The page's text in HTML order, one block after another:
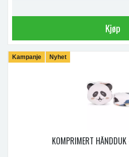
Kjøp
Kampanje Nyhet
KOMPRIMERT